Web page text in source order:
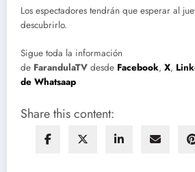
Los espectadores tendrán que esperar al
descubrirlo.
Sigue toda la información
de FarandulaTV desde Facebook, X,
de Whatsaap
Share this content: